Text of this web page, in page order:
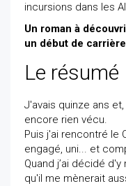
incursions dans les
Un roman à
un début de
Le résumé
J'avais quinze ans
encore rien vécu.
Puis j'ai rencontré le
engagé, uni... et
Quand j’ai décidé
qu'il me mènerait